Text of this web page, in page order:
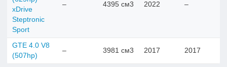
xDrive
Steptronic
Sport
– 4395 см3 2022 –
GTE 4.0 V8
(507hp)
– 3981 см3 2017 2017